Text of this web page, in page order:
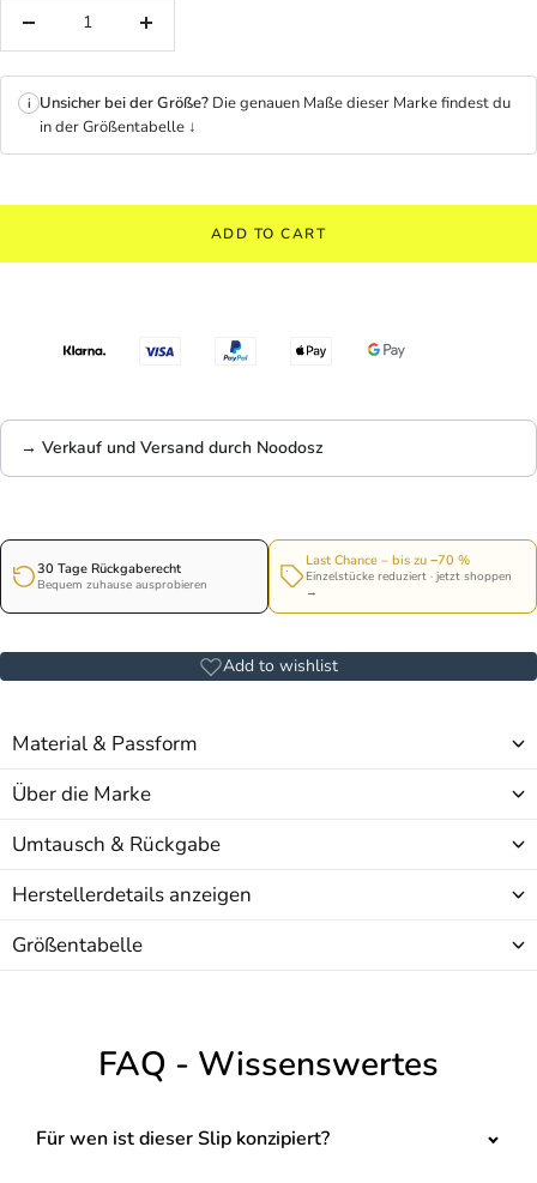
Decrease
Increase
i Unsicher bei der Größe? Die genauen Maße dieser Marke findest du
in der Größentabelle ↓
ADD TO CART
→ Verkauf und Versand durch Noodosz
30 Tage Rückgaberecht
Bequem zuhause ausprobieren
Last Chance – bis zu −70 %
Einzelstücke reduziert · jetzt shoppen
→
Add to wishlist
Material & Passform
Über die Marke
Umtausch & Rückgabe
Herstellerdetails anzeigen
Größentabelle
FAQ - Wissenswertes
Für wen ist dieser Slip konzipiert?